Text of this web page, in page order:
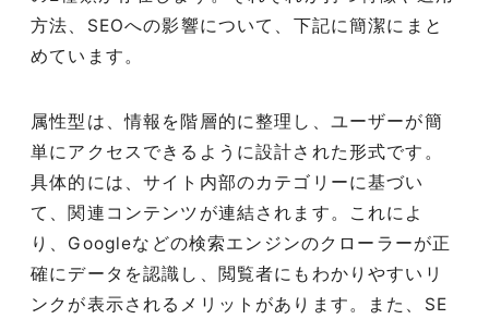
方法、SEOへの影響について、下記に簡潔にまと
めています。
属性型は、情報を階層的に整理し、ユーザーが簡
単にアクセスできるように設計された形式です。
具体的には、サイト内部のカテゴリーに基づい
て、関連コンテンツが連結されます。これによ
り、Googleなどの検索エンジンのクローラーが正
確にデータを認識し、閲覧者にもわかりやすいリ
ンクが表示されるメリットがあります。また、SE